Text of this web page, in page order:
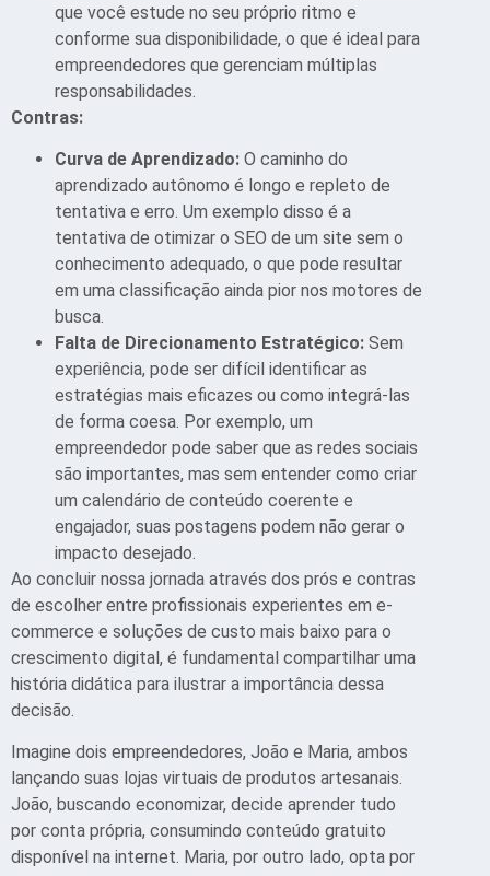
que você estude no seu próprio ritmo e
conforme sua disponibilidade, o que é ideal para
empreendedores que gerenciam múltiplas
responsabilidades.
Contras:
Curva de Aprendizado: O caminho do
aprendizado autônomo é longo e repleto de
tentativa e erro. Um exemplo disso é a
tentativa de otimizar o SEO de um site sem o
conhecimento adequado, o que pode resultar
em uma classificação ainda pior nos motores de
busca.
Falta de Direcionamento Estratégico: Sem
experiência, pode ser difícil identificar as
estratégias mais eficazes ou como integrá-las
de forma coesa. Por exemplo, um
empreendedor pode saber que as redes sociais
são importantes, mas sem entender como criar
um calendário de conteúdo coerente e
engajador, suas postagens podem não gerar o
impacto desejado.
Ao concluir nossa jornada através dos prós e contras
de escolher entre profissionais experientes em e-
commerce e soluções de custo mais baixo para o
crescimento digital, é fundamental compartilhar uma
história didática para ilustrar a importância dessa
decisão.
Imagine dois empreendedores, João e Maria, ambos
lançando suas lojas virtuais de produtos artesanais.
João, buscando economizar, decide aprender tudo
por conta própria, consumindo conteúdo gratuito
disponível na internet. Maria, por outro lado, opta por